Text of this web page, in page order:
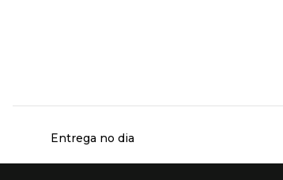
Entrega no dia